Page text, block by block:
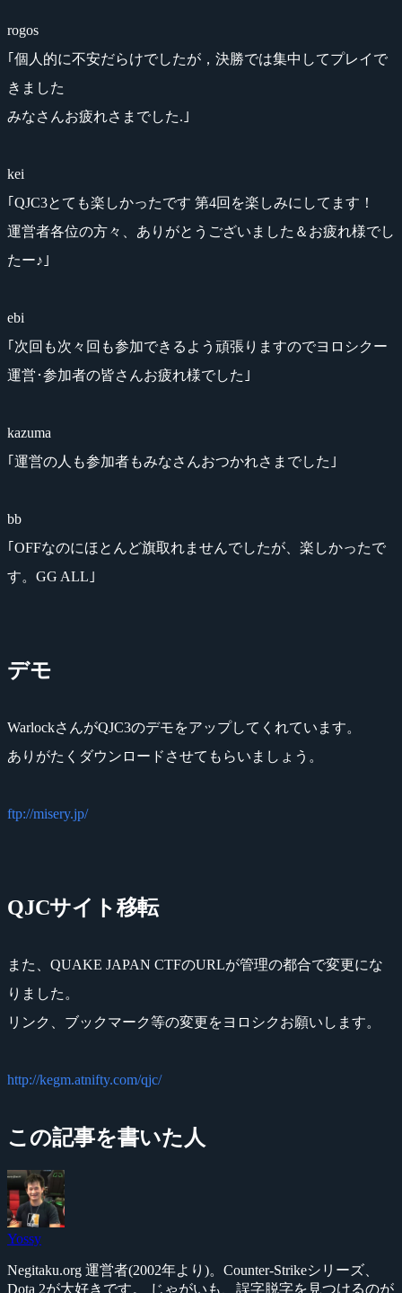
rogos
｢個人的に不安だらけでしたが，決勝では集中してプレイで
きました
みなさんお疲れさまでした.｣
kei
｢QJC3とても楽しかったです 第4回を楽しみにしてます！
運営者各位の方々、ありがとうございました＆お疲れ様でし
たー♪｣
ebi
｢次回も次々回も参加できるよう頑張りますのでヨロシクー
運営･参加者の皆さんお疲れ様でした｣
kazuma
｢運営の人も参加者もみなさんおつかれさまでした｣
bb
｢OFFなのにほとんど旗取れませんでしたが、楽しかったで
す。GG ALL｣
デモ
WarlockさんがQJC3のデモをアップしてくれています。
ありがたくダウンロードさせてもらいましょう。
ftp://misery.jp/
QJCサイト移転
また、QUAKE JAPAN CTFのURLが管理の都合で変更にな
りました。
リンク、ブックマーク等の変更をヨロシクお願いします。
http://kegm.atnifty.com/qjc/
この記事を書いた人
Yossy
Negitaku.org 運営者(2002年より)。Counter-Strikeシリーズ、
Dota 2が大好きです。 じゃがいも、誤字脱字を見つけるのが